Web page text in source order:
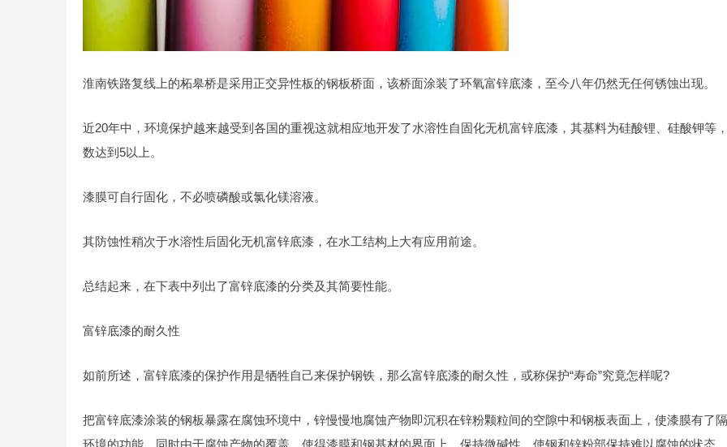
淮南铁路复线上的柘皋桥是采用正交异性板的钢板桥面，该桥面涂装了环氧富锌底漆，至今八年仍然无任何锈蚀出现。
近20年中，环境保护越来越受到各国的重视这就相应地开发了水溶性自固化无机富锌底漆，其基料为硅酸锂、硅酸钾等
数达到5以上。
漆膜可自行固化，不必喷磷酸或氯化镁溶液。
其防蚀性稍次于水溶性后固化无机富锌底漆，在水工结构上大有应用前途。
总结起来，在下表中列出了富锌底漆的分类及其简要性能。
富锌底漆的耐久性
如前所述，富锌底漆的保护作用是牺牲自己来保护钢铁，那么富锌底漆的耐久性，或称保护“寿命”究竟怎样呢?
把富锌底漆涂装的钢板暴露在腐蚀环境中，锌慢慢地腐蚀产物即沉积在锌粉颗粒间的空隙中和钢板表面上，使漆膜有了
环境的功能，同时由于腐蚀产物的覆盖，使得漆膜和钢基材的界面上，保持微碱性、使钢和锌粉部保持难以腐蚀的状态